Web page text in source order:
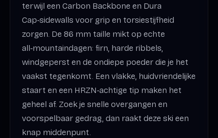
terwijl een Carbon Backbone en Dura
Cap‑sidewalls voor grip en torsiestijfheid
zorgen. De 86 mm taille mikt op echte
all‑mountaindagen: firn, harde ribbels,
windgeperst en de ondiepe poeder die je het
vaakst tegenkomt. Een vlakke, huidvriendelijke
staart en een HRZN‑achtige tip maken het
geheel af. Zoek je snelle overgangen en
voorspelbaar gedrag, dan raakt deze ski een
knap middenpunt.